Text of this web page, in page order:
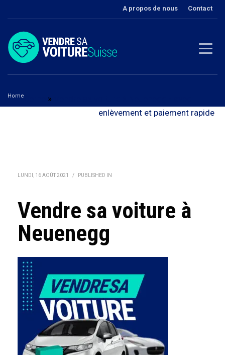
A propos de nous Contact
Home »
enlèvement et paiement rapide
LUNDI, 16 AOÛT 2021 / PUBLISHED IN
Vendre sa voiture à
Neuenegg